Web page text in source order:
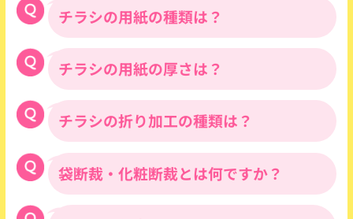
・宮城県・福島県・宮崎県・鹿児島県
※金曜日印刷で土日を挟む場合は納品
日にプラス１日が必要となります。
・青森県・秋田県・岩手県・山形県
※金曜日印刷で土日を挟む場合は納品
日にプラス１日が必要となります。
・北海道・沖縄（部数により発送方法
大きい順から、B2・A2・B3・B4・A4・
B5・A5サイズの制作・印刷に対応しており
ます。その他、B判より少し大きいD判も取
り扱っております。
チラシの用途により適したサイズがありま
すので、お気軽にご相談ください。
チラシの用紙の種類は？
コート紙・マットコート紙・上質紙の3種
をご用意しております。
チラシの用紙の厚さは？
コート紙は下記のラインナップでご用意し
ております。マットコート紙・上質紙につ
いてはお問い合わせください。
チラシの折り加工の種類は？
下記の折り加工に対応しております。納期
についてはお問い合わせください。
二つ折り
袋断裁・化粧断裁とは何ですか？